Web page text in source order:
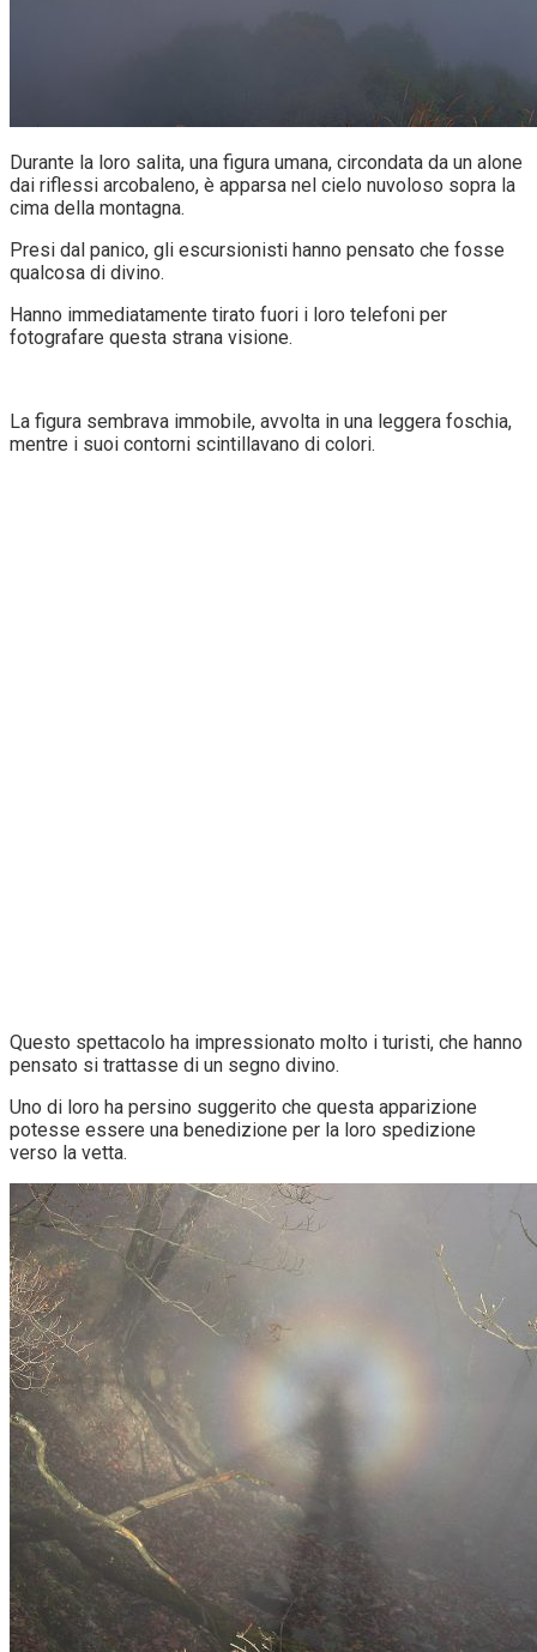
Durante la loro salita, una figura umana, circondata da un alone
dai riflessi arcobaleno, è apparsa nel cielo nuvoloso sopra la
cima della montagna.
Presi dal panico, gli escursionisti hanno pensato che fosse
qualcosa di divino.
Hanno immediatamente tirato fuori i loro telefoni per
fotografare questa strana visione.
La figura sembrava immobile, avvolta in una leggera foschia,
mentre i suoi contorni scintillavano di colori.
Questo spettacolo ha impressionato molto i turisti, che hanno
pensato si trattasse di un segno divino.
Uno di loro ha persino suggerito che questa apparizione
potesse essere una benedizione per la loro spedizione
verso la vetta.